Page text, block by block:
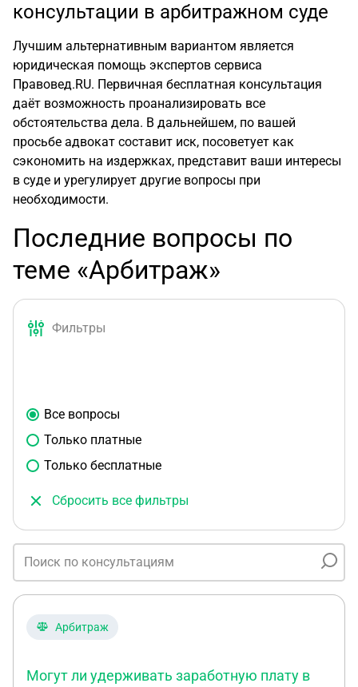
консультации в арбитражном суде
Лучшим альтернативным вариантом является
юридическая помощь экспертов сервиса
Правовед.RU. Первичная бесплатная консультация
даёт возможность проанализировать все
обстоятельства дела. В дальнейшем, по вашей
просьбе адвокат составит иск, посоветует как
сэкономить на издержках, представит ваши интересы
в суде и урегулирует другие вопросы при
необходимости.
Последние вопросы по
теме «Арбитраж»
Фильтры
Все вопросы
Только платные
Только бесплатные
Сбросить все фильтры
Арбитраж
Могут ли удерживать заработную плату в